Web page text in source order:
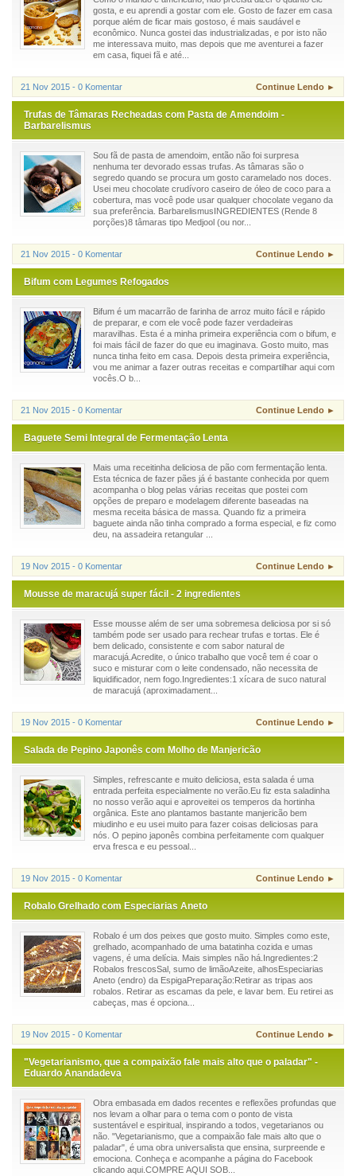
gosta, e eu aprendi a gostar com ele. Gosto de fazer em casa
porque além de ficar mais gostoso, é mais saudável e
econômico. Nunca gostei das industrializadas, e por isto não
me interessava muito, mas depois que me aventurei a fazer
em casa, fiquei fã e até...
21 Nov 2015 - 0 Komentar Continue Lendo ►
Trufas de Tâmaras Recheadas com Pasta de Amendoim -
Barbarelismus
Sou fã de pasta de amendoim, então não foi surpresa
nenhuma ter devorado essas trufas. As tâmaras são o
segredo quando se procura um gosto caramelado nos doces.
Usei meu chocolate crudívoro caseiro de óleo de coco para a
cobertura, mas você pode usar qualquer chocolate vegano da
sua preferência. BarbarelismusINGREDIENTES (Rende 8
porções)8 tâmaras tipo Medjool (ou nor...
21 Nov 2015 - 0 Komentar Continue Lendo ►
Bifum com Legumes Refogados
Bifum é um macarrão de farinha de arroz muito fácil e rápido
de preparar, e com ele você pode fazer verdadeiras
maravilhas. Esta é a minha primeira experiência com o bifum, e
foi mais fácil de fazer do que eu imaginava. Gosto muito, mas
nunca tinha feito em casa. Depois desta primeira experiência,
vou me animar a fazer outras receitas e compartilhar aqui com
vocês.O b...
21 Nov 2015 - 0 Komentar Continue Lendo ►
Baguete Semi Integral de Fermentação Lenta
Mais uma receitinha deliciosa de pão com fermentação lenta.
Esta técnica de fazer pães já é bastante conhecida por quem
acompanha o blog pelas várias receitas que postei com
opções de preparo e modelagem diferente baseadas na
mesma receita básica de massa. Quando fiz a primeira
baguete ainda não tinha comprado a forma especial, e fiz como
deu, na assadeira retangular ...
19 Nov 2015 - 0 Komentar Continue Lendo ►
Mousse de maracujá super fácil - 2 ingredientes
Esse mousse além de ser uma sobremesa deliciosa por si só
também pode ser usado para rechear trufas e tortas. Ele é
bem delicado, consistente e com sabor natural de
maracujá.Acredite, o único trabalho que você tem é coar o
suco e misturar com o leite condensado, não necessita de
liquidificador, nem fogo.Ingredientes:1 xícara de suco natural
de maracujá (aproximadament...
19 Nov 2015 - 0 Komentar Continue Lendo ►
Salada de Pepino Japonês com Molho de Manjericão
Simples, refrescante e muito deliciosa, esta salada é uma
entrada perfeita especialmente no verão.Eu fiz esta saladinha
no nosso verão aqui e aproveitei os temperos da hortinha
orgânica. Este ano plantamos bastante manjericão bem
miudinho e eu usei muito para fazer coisas deliciosas para
nós. O pepino japonês combina perfeitamente com qualquer
erva fresca e eu pessoal...
19 Nov 2015 - 0 Komentar Continue Lendo ►
Robalo Grelhado com Especiarias Aneto
Robalo é um dos peixes que gosto muito. Simples como este,
grelhado, acompanhado de uma batatinha cozida e umas
vagens, é uma delícia. Mais simples não há.Ingredientes:2
Robalos frescosSal, sumo de limãoAzeite, alhosEspeciarias
Aneto (endro) da EspigaPreparação:Retirar as tripas aos
robalos. Retirar as escamas da pele, e lavar bem. Eu retirei as
cabeças, mas é opciona...
19 Nov 2015 - 0 Komentar Continue Lendo ►
"Vegetarianismo, que a compaixão fale mais alto que o paladar" -
Eduardo Anandadeva
Obra embasada em dados recentes e reflexões profundas que
nos levam a olhar para o tema com o ponto de vista
sustentável e espiritual, inspirando a todos, vegetarianos ou
não. "Vegetarianismo, que a compaixão fale mais alto que o
paladar", é uma obra universalista que ensina, surpreende e
emociona. Conheça e acompanhe a página do Facebook
clicando aqui.COMPRE AQUI SOB...